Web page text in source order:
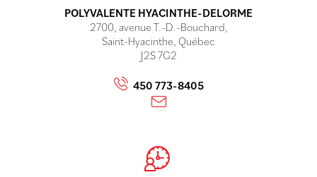
Établissements
POLYVALENTE HYACINTHE-DELORME
2700, avenue T.-D.-Bouchard,
Saint-Hyacinthe, Québec
J2S 7G2
450 773-8405